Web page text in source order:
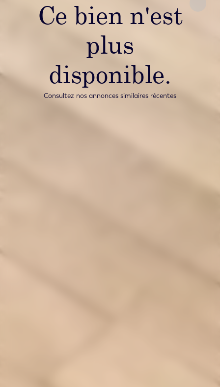
Ce bien n'est
plus
disponible.
Consultez nos annonces similaires récentes